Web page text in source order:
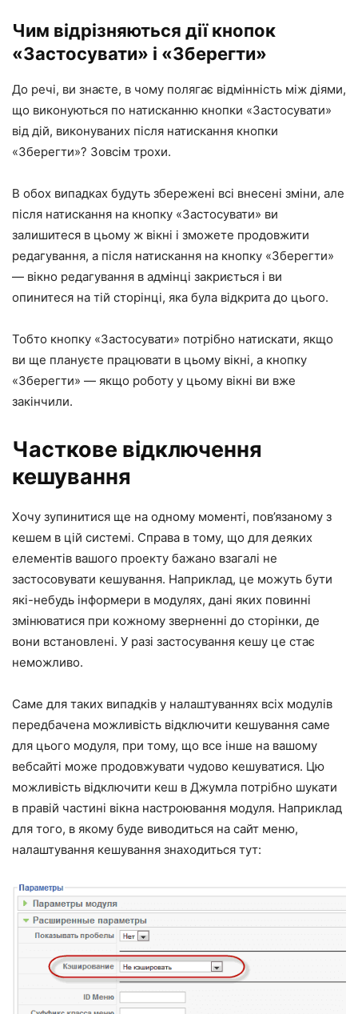
Чим відрізняються дії кнопок
«Застосувати» і «Зберегти»
До речі, ви знаєте, в чому полягає відмінність між діями,
що виконуються по натисканню кнопки «Застосувати»
від дій, виконуваних після натискання кнопки
«Зберегти»? Зовсім трохи.
В обох випадках будуть збережені всі внесені зміни, але
після натискання на кнопку «Застосувати» ви
залишитеся в цьому ж вікні і зможете продовжити
редагування, а після натискання на кнопку «Зберегти»
— вікно редагування в адмінці закриється і ви
опинитеся на тій сторінці, яка була відкрита до цього.
Тобто кнопку «Застосувати» потрібно натискати, якщо
ви ще плануєте працювати в цьому вікні, а кнопку
«Зберегти» — якщо роботу у цьому вікні ви вже
закінчили.
Часткове відключення
кешування
Хочу зупинитися ще на одному моменті, пов’язаному з
кешем в цій системі. Справа в тому, що для деяких
елементів вашого проекту бажано взагалі не
застосовувати кешування. Наприклад, це можуть бути
які-небудь інформери в модулях, дані яких повинні
змінюватися при кожному зверненні до сторінки, де
вони встановлені. У разі застосування кешу це стає
неможливо.
Саме для таких випадків у налаштуваннях всіх модулів
передбачена можливість відключити кешування саме
для цього модуля, при тому, що все інше на вашому
вебсайті може продовжувати чудово кешуватися. Цю
можливість відключити кеш в Джумла потрібно шукати
в правій частині вікна настроювання модуля. Наприклад
для того, в якому буде виводиться на сайт меню,
налаштування кешування знаходиться тут: